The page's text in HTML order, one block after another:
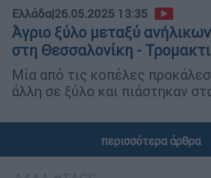
Ελλάδα|26.05.2025 13:35
Άγριο ξύλο μεταξύ
στη Θεσσαλονίκη -
Μία από τις κοπέλες
άλλη σε ξύλο και πιάστηκαν
περισσότερα άρθρα